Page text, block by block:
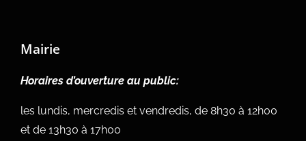
Mairie
Horaires d’ouverture au public:
les lundis, mercredis et vendredis, de 8h30 à 12h00
et de 13h30 à 17h00